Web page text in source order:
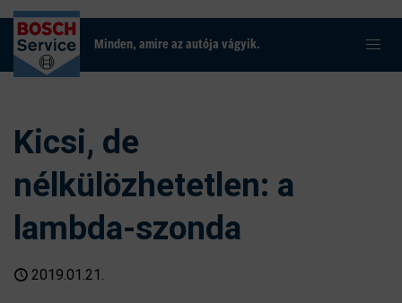
Minden, amire az autója vágyik.
Kicsi, de
nélkülözhetetlen: a
lambda-szonda
2019.01.21.